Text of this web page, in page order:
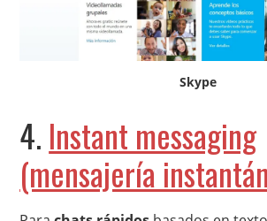
Skype
4. Instant messaging
(mensajería